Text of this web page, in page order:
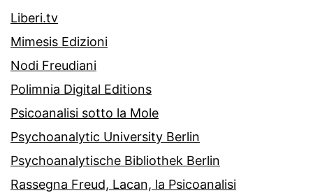
Liberi.tv
Mimesis Edizioni
Nodi Freudiani
Polimnia Digital Editions
Psicoanalisi sotto la Mole
Psychoanalytic University Berlin
Psychoanalytische Bibliothek Berlin
Rassegna Freud, Lacan, la Psicoanalisi